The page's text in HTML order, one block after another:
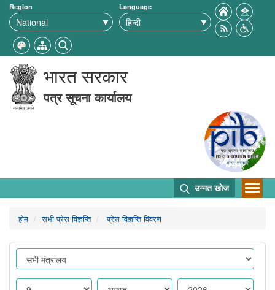
Region Language
भारत सरकार
पत्र सूचना कार्यालय
उन्नत खोज
होम सभी प्रेस विज्ञप्ति प्रेस विज्ञप्ति विवरण